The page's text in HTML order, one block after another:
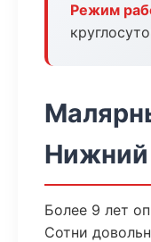
Режим
Нижний
Более 9 лет
Сотни